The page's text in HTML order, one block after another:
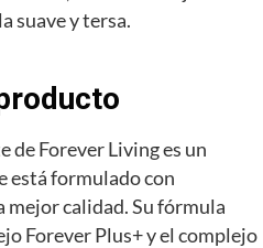
suave y tersa.
de Forever Living es un
está formulado con
mejor calidad. Su fórmula
Forever Plus+ y el complejo